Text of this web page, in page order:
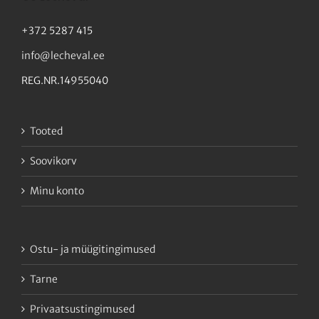
+372 5287 415
info@lecheval.ee
REG.NR.14955040
Tooted
Soovikorv
Minu konto
Ostu- ja müügitingimused
Tarne
Privaatsustingimused